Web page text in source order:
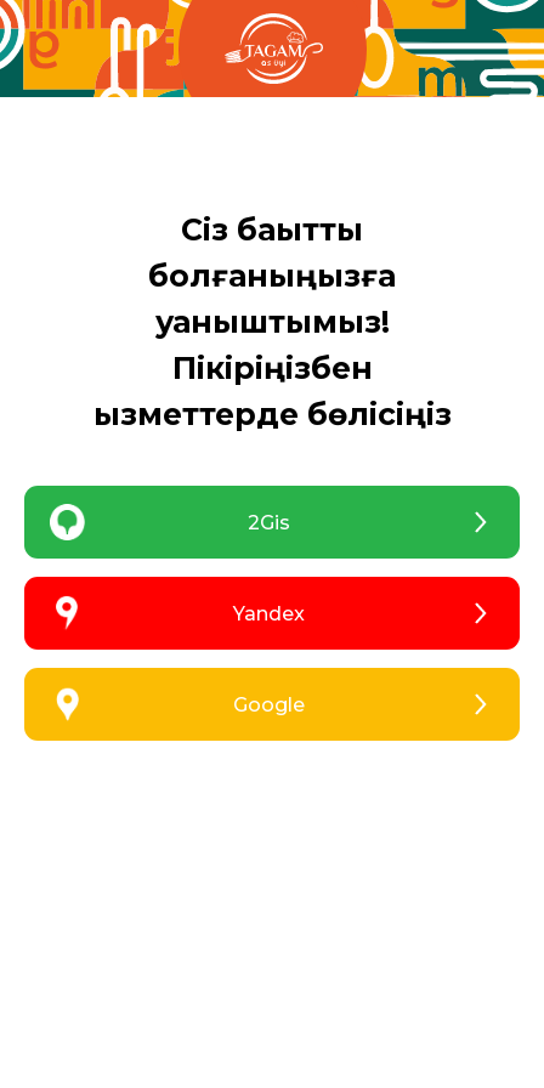
Сіз бақытты
болғаныңызға
қуаныштымыз!
Пікіріңізбен
қызметтерде бөлісіңіз
2Gis
Yandex
Google